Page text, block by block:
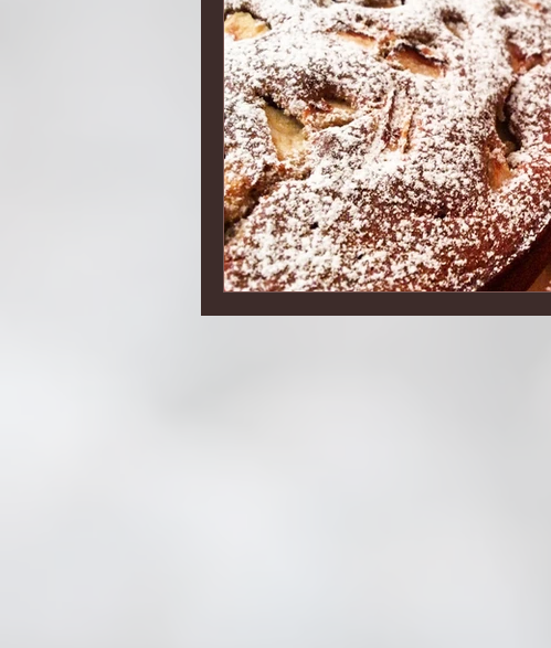
PRZETWORY SEZONOWE WEGE COŚ
DOMOWA PIEKARNIA RYBA NA OBIAD